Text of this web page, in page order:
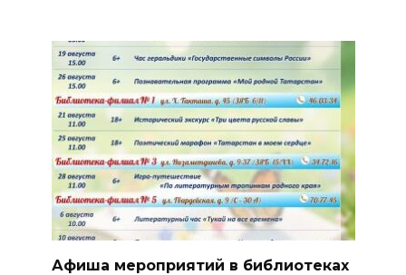
Афиша мероприятий в библиотеках